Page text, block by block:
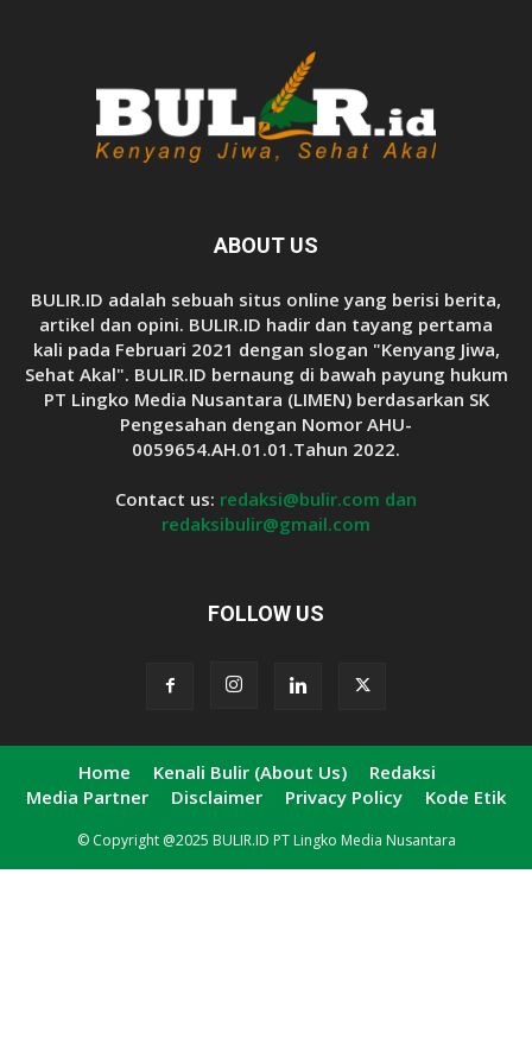
ABOUT US
BULIR.ID adalah sebuah situs online yang berisi berita,
artikel dan opini. BULIR.ID hadir dan tayang pertama
kali pada Februari 2021 dengan slogan "Kenyang Jiwa,
Sehat Akal". BULIR.ID bernaung di bawah payung hukum
PT Lingko Media Nusantara (LIMEN) berdasarkan SK
Pengesahan dengan Nomor AHU-
0059654.AH.01.01.Tahun 2022.
Contact us: redaksi@bulir.com dan
redaksibulir@gmail.com
FOLLOW US
Home Kenali Bulir (About Us)
Redaksi
Media Partner
Disclaimer Privacy Policy Kode Etik
© Copyright @2025 BULIR.ID PT Lingko Media Nusantara